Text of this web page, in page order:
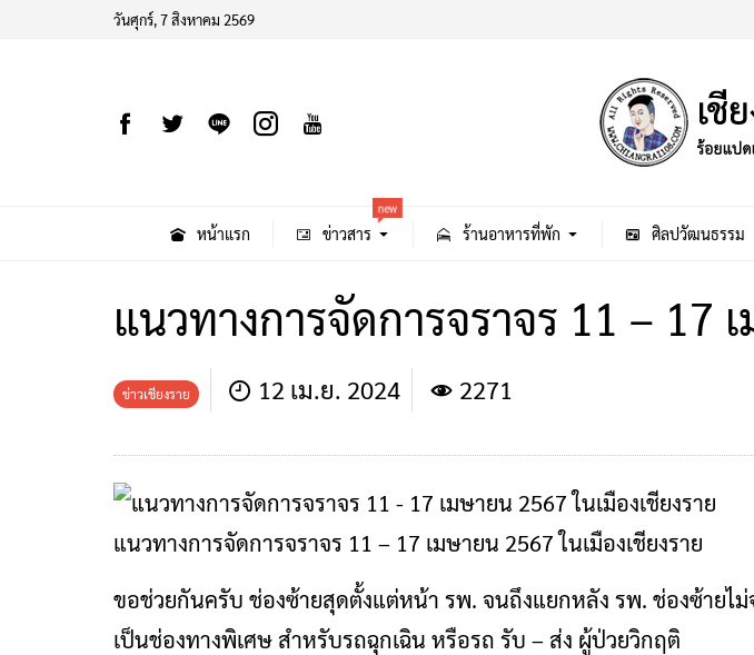
วันศุกร์, 7 สิงหาคม 2569
หน้าแรก ข่าวสาร
new
ร้านอาหารที่พัก ศิลปวัฒนธรรม
แนวทางการจัดการจราจร 11 – 17
ข่าวเชียงราย 12 เม.ย. 2024 2271
แนวทางการจัดการจราจร 11 – 17 เมษายน 2567 ในเมืองเชียงราย
ขอช่วยกันครับ ช่องซ้ายสุดตั้งแต่หน้า รพ. จนถึงแยกหลัง รพ. ช่องซ้ายไ
เป็นช่องทางพิเศษ สำหรับรถฉุกเฉิน หรือรถ รับ – ส่ง ผู้ป่วยวิกฤติ